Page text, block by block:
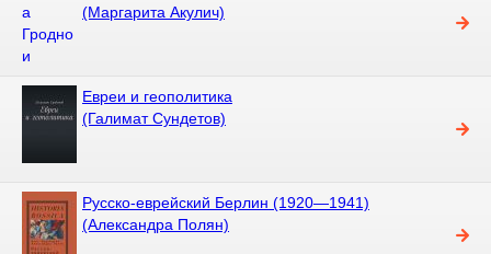
(Маргарита Акулич)
Евреи и геополитика
(Галимат Сундетов)
Русско-еврейский Берлин (1920—1941)
(Александра Полян)